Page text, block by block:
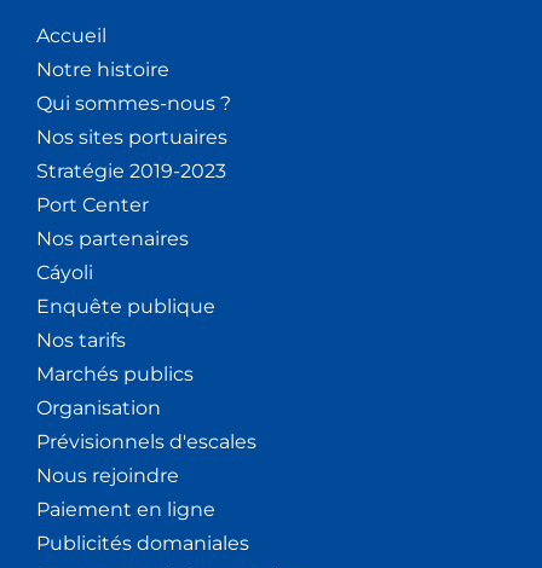
Accueil
Notre histoire
Qui sommes-nous ?
Nos sites portuaires
Stratégie 2019-2023
Port Center
Nos partenaires
Cáyoli
Enquête publique
Nos tarifs
Marchés publics
Organisation
Prévisionnels d'escales
Nous rejoindre
Paiement en ligne
Publicités domaniales